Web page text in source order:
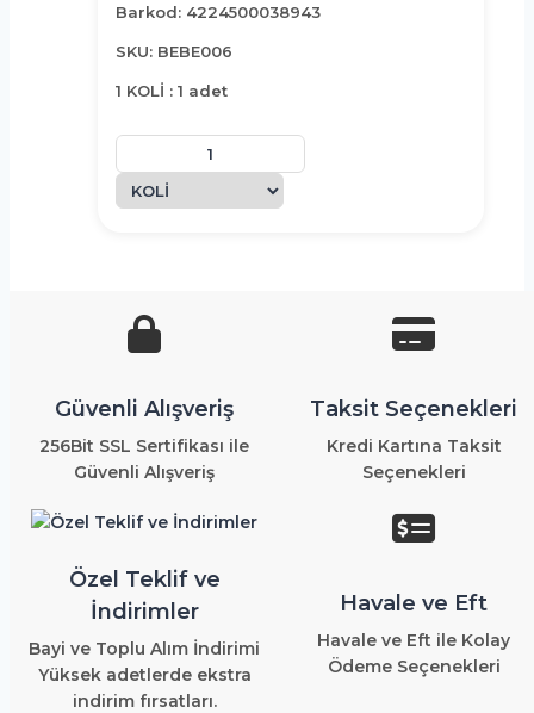
Barkod: 4224500038943
SKU: BEBE006
1 KOLİ : 1 adet
Güvenli Alışveriş
256Bit SSL Sertifikası ile
Güvenli Alışveriş
Taksit Seçenekleri
Kredi Kartına Taksit
Seçenekleri
Özel Teklif ve
İndirimler
Bayi ve Toplu Alım İndirimi
Yüksek adetlerde ekstra
indirim fırsatları.
Havale ve Eft
Havale ve Eft ile Kolay
Ödeme Seçenekleri